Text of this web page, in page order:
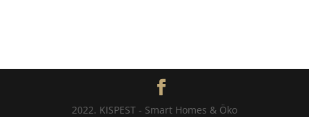
2022. KISPEST - Smart Homes & Öko